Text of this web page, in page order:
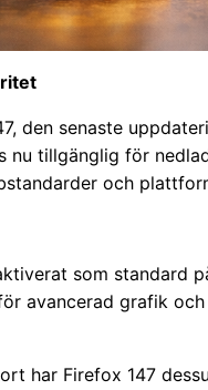
den senaste
nu tillgänglig för
och
som standard
avancerad grafik
har Firefox 147